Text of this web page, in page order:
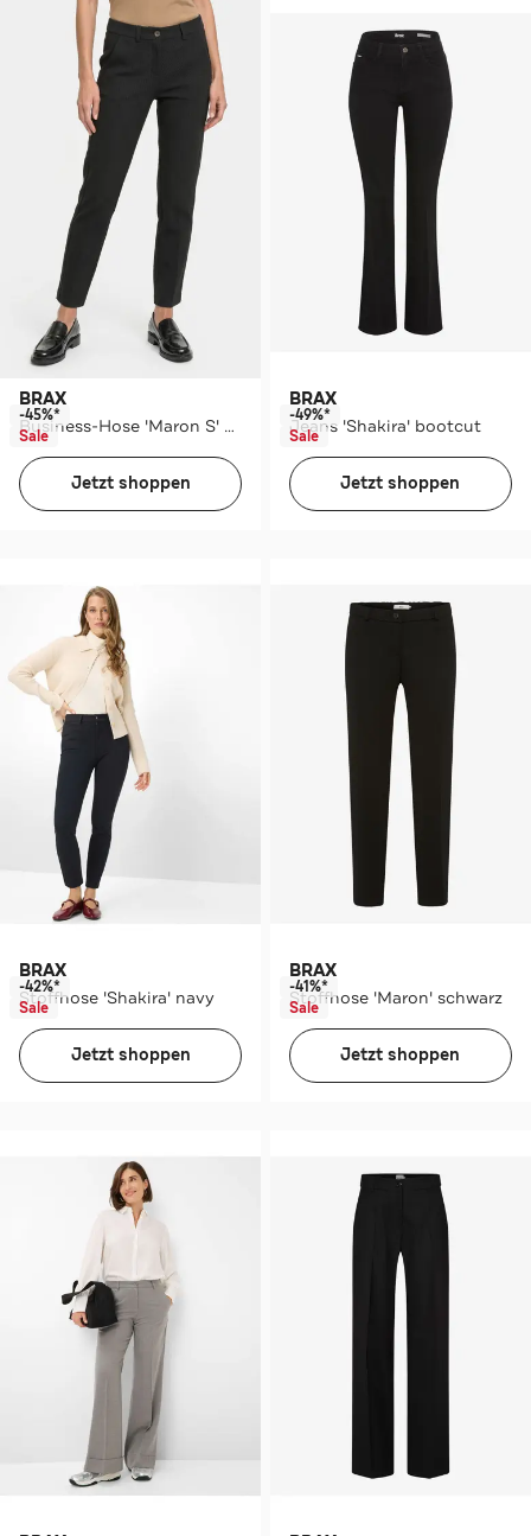
BRAX
Business-Hose 'Maron S' gemustert
-45%*
Sale
Jetzt shoppen
BRAX
Jeans 'Shakira' bootcut
-49%*
Sale
Jetzt shoppen
BRAX
Stoffhose 'Shakira' navy
-42%*
Sale
Jetzt shoppen
BRAX
Stoffhose 'Maron' schwarz
-41%*
Sale
Jetzt shoppen